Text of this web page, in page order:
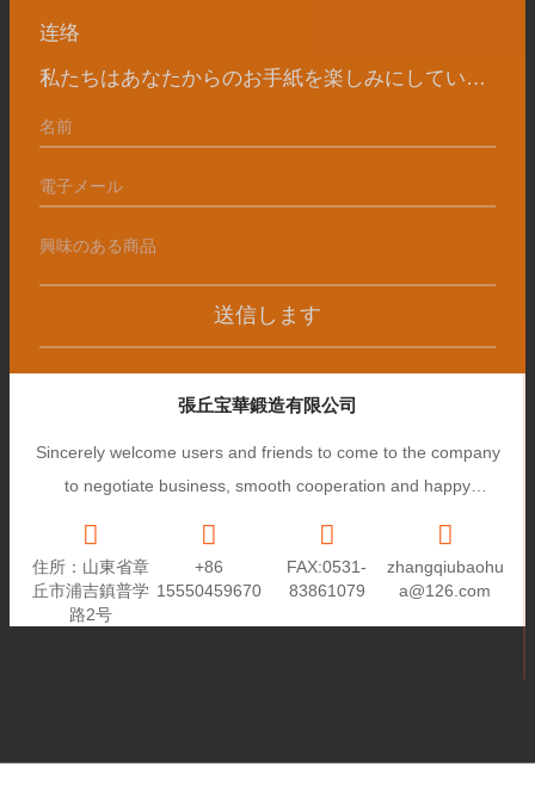
连络
私たちはあなたからのお手紙を楽しみにしています
送信します
張丘宝華鍛造有限公司
Sincerely welcome users and friends to come to the company
to negotiate business, smooth cooperation and happy
住所：山東省章
丘市浦吉鎮普学
路2号
+86
15550459670
FAX:0531-
83861079
zhangqiubaohu
a@126.com